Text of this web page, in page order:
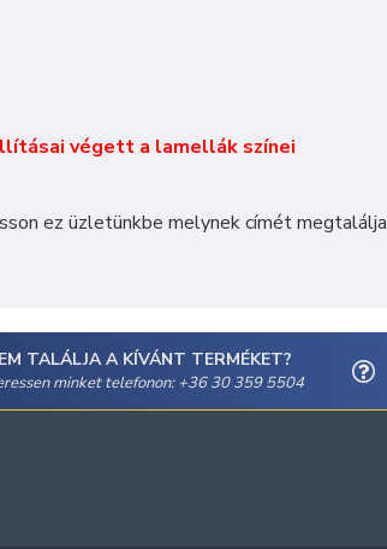
végett a lamellák színei
ez üzletünkbe melynek címét megtalálja
TALÁLJA A KÍVÁNT TERMÉKET?
minket telefonon: +36 30 359 5504